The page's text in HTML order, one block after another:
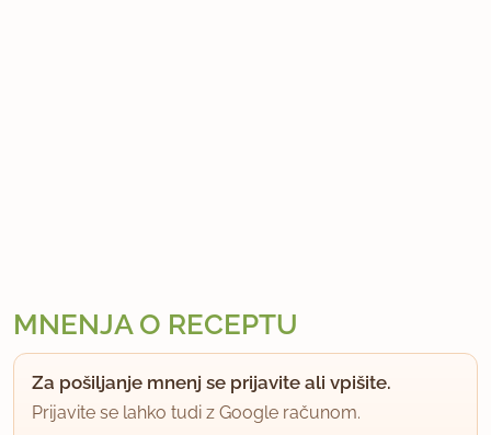
MNENJA O RECEPTU
Za pošiljanje mnenj se prijavite ali vpišite.
Prijavite se lahko tudi z Google računom.